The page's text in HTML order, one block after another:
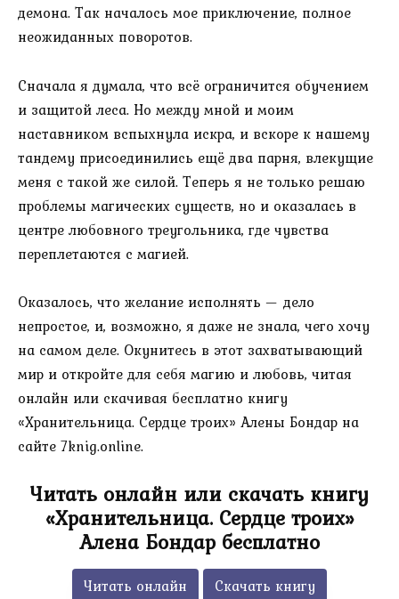
демона. Так началось мое приключение, полное
неожиданных поворотов.
Сначала я думала, что всё ограничится обучением
и защитой леса. Но между мной и моим
наставником вспыхнула искра, и вскоре к нашему
тандему присоединились ещё два парня, влекущие
меня с такой же силой. Теперь я не только решаю
проблемы магических существ, но и оказалась в
центре любовного треугольника, где чувства
переплетаются с магией.
Оказалось, что желание исполнять — дело
непростое, и, возможно, я даже не знала, чего хочу
на самом деле. Окунитесь в этот захватывающий
мир и откройте для себя магию и любовь, читая
онлайн или скачивая бесплатно книгу
«Хранительница. Сердце троих» Алены Бондар на
сайте 7knig.online.
Читать онлайн или скачать книгу
«Хранительница. Сердце троих»
Алена Бондар бесплатно
Читать онлайн Скачать книгу